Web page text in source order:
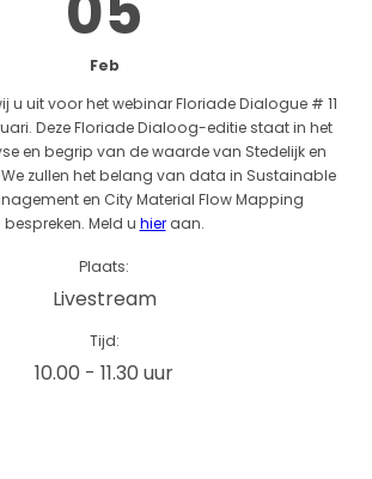
Feb
u uit voor het webinar Floriade Dialogue # 11
Deze Floriade Dialoog-editie staat in het
en begrip van de waarde van Stedelijk en
zullen het belang van data in Sustainable
en City Material Flow Mapping
bespreken. Meld u hieraan.
Plaats:
Livestream
Tijd:
10.00 - 11.30 uur